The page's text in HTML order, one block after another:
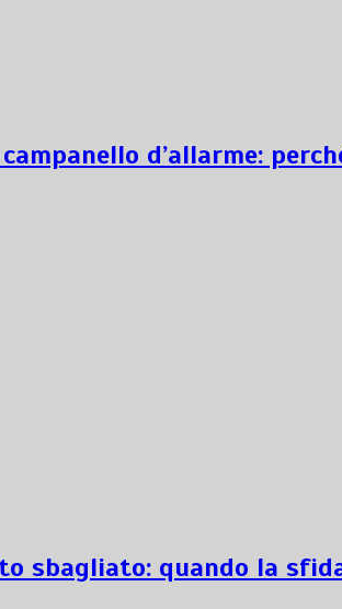
campanello d’allarme:
sbagliato: quando la